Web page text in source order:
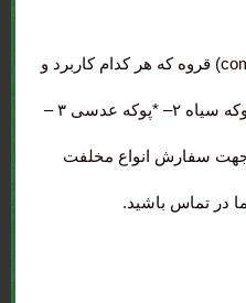
انواع مختلف *پوکه معدنی (پوکه.com) قروه که هر کدام کاربرد و
خواص خاصی دارند شامل : ۱- *پوکه سیاه ۲– *پوکه عدسی ۳ –
ای جهت سفارش انواع مخلفت